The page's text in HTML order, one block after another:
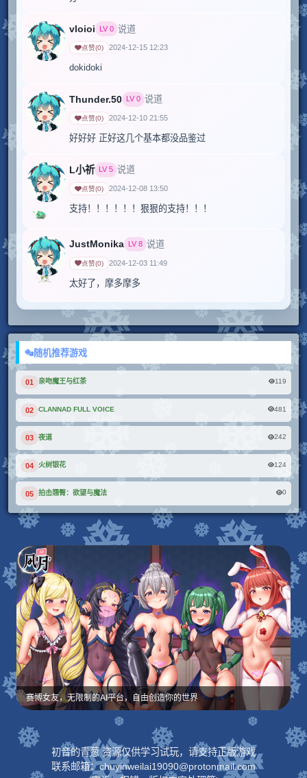
vloioi LV0 说道
点赞(0) 2024-12-15 12:23
dokidoki
Thunder.50 LV0 说道
点赞(0) 2024-12-10 21:55
好好好 正好这几个基本都没品鉴过
L小祈 LV5 说道
点赞(0) 2024-12-08 13:50
支持！！！！！！狠狠的支持！！！
JustMonika LV8 说道
点赞(0) 2024-12-03 11:49
太好了，摩多摩多
随机推荐游戏
01 亲吻魔王与红茶 119
02 CLANNAD FULL VOICE 481
03 夜道 242
04 火树银花 124
05 拍击翘臀：欲望与魔法 0
赛博女友，无限制的AI平台，自由创造你的世界
初音的青葱 资源仅供学习试玩，请支持正版游戏
联系邮箱：chuyinweilai19090@protonmail.com